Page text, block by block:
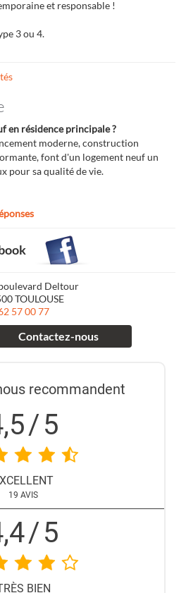
et responsable !
3 ou 4.
en résidence principale ?
moderne, construction
font d'un logement neuf un
pour sa qualité de vie.
Deltour
TOULOUSE
57 00 77
Contactez-nous
recommandent
/5
19 AVIS
/5
BIEN